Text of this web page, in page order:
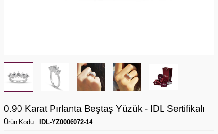
0.90 Karat Pırlanta Beştaş Yüzük - IDL Sertifikalı
Ürün Kodu : IDL-YZ0006072-14